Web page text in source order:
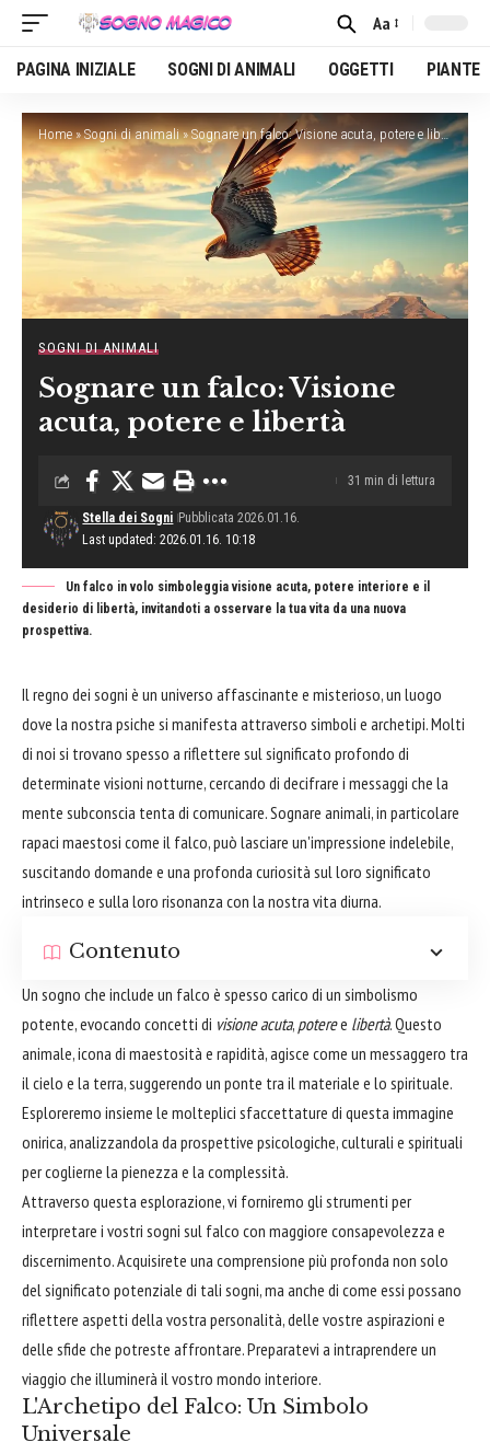
Font
Resizer
Aa
PAGINA INIZIALE SOGNI DI ANIMALI OGGETTI PIANTE
Home»Sogni di animali»Sognare un falco: Visione acuta, potere e libertà
SOGNI DI ANIMALI
Sognare un falco: Visione
acuta, potere e libertà
Last updated: 2026.01.16. 10:18
Stella dei Sogni Pubblicata 2026.01.16.
31 min di lettura
Un falco in volo simboleggia visione acuta, potere interiore e il
desiderio di libertà, invitandoti a osservare la tua vita da una nuova
prospettiva.
Il regno dei sogni è un universo affascinante e misterioso, un luogo
dove la nostra psiche si manifesta attraverso simboli e archetipi. Molti
di noi si trovano spesso a riflettere sul significato profondo di
determinate visioni notturne, cercando di decifrare i messaggi che la
mente subconscia tenta di comunicare. Sognare animali, in particolare
rapaci maestosi come il falco, può lasciare un'impressione indelebile,
suscitando domande e una profonda curiosità sul loro significato
intrinseco e sulla loro risonanza con la nostra vita diurna.
Contenuto
Un sogno che include un falco è spesso carico di un simbolismo
potente, evocando concetti di visione acuta, poteree libertà. Questo
animale, icona di maestosità e rapidità, agisce come un messaggero tra
il cielo e la terra, suggerendo un ponte tra il materiale e lo spirituale.
Esploreremo insieme le molteplici sfaccettature di questa immagine
onirica, analizzandola da prospettive psicologiche, culturali e spirituali
per coglierne la pienezza e la complessità.
Attraverso questa esplorazione, vi forniremo gli strumenti per
interpretare i vostri sogni sul falco con maggiore consapevolezza e
discernimento. Acquisirete una comprensione più profonda non solo
del significato potenziale di tali sogni, ma anche di come essi possano
riflettere aspetti della vostra personalità, delle vostre aspirazioni e
delle sfide che potreste affrontare. Preparatevi a intraprendere un
viaggio che illuminerà il vostro mondo interiore.
L'Archetipo del Falco: Un Simbolo
Universale